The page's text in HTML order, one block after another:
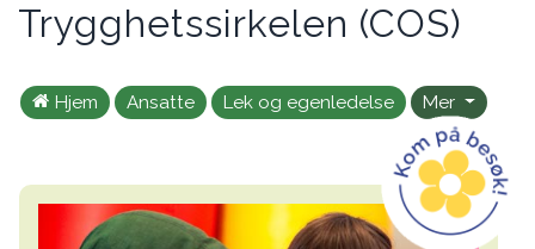
Trygghetssirkelen (COS)
Hjem Ansatte Lek og egenledelse Mer